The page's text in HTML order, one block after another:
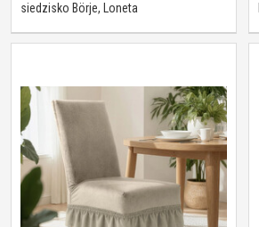
siedzisko Börje, Loneta